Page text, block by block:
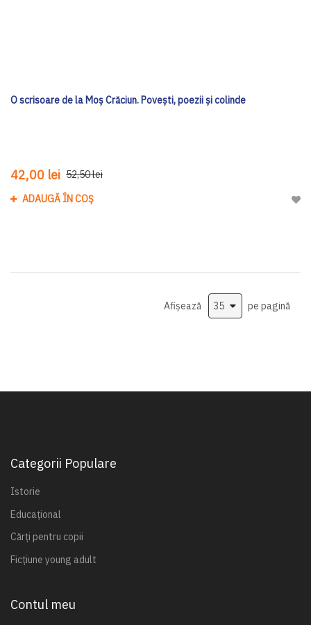
O scrisoare de la Moș Crăciun. Povești, poezii și colinde
42,00 lei 52,50 lei
ADAUGĂ ÎN COȘ
Afișează pe pagină
Categorii Populare
Istorie
Educațional
Cărți pentru copii
Ficțiune young adult
Contul meu